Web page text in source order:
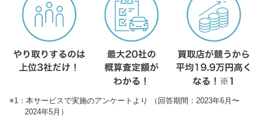
※1：本サービスで実施のアンケートより （回答期間：2023年6月〜
2024年5月）